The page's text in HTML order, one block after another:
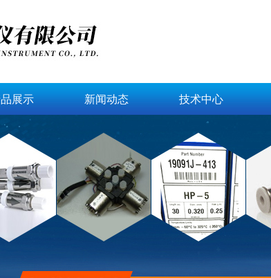
展示 新闻动态 技术中心